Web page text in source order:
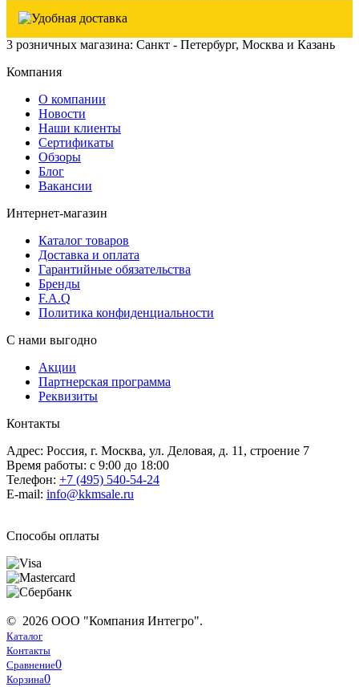
3 розничных магазина: Санкт - Петербург, Москва и Казань
Компания
О компании
Новости
Наши клиенты
Сертификаты
Обзоры
Блог
Вакансии
Интернет-магазин
Каталог товаров
Доставка и оплата
Гарантийные обязательства
Бренды
F.A.Q
Политика конфиденциальности
С нами выгодно
Акции
Партнерская программа
Реквизиты
Контакты
Адрес: Россия, г. Москва, ул. Деловая, д. 11, строение 7
Время работы: с 9:00 до 18:00
Телефон: +7 (495) 540-54-24
E-mail: info@kkmsale.ru
Способы оплаты
© 2026 ООО "Компания Интегро".
Каталог
Контакты
Сравнение0
Корзина0